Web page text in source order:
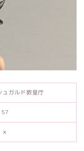
ュガルド教皇庁
57
×